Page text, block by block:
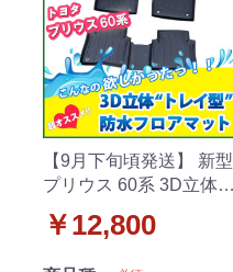
【9月下旬頃発送】 新型
プリウス 60系 3D立体
ット ゴムマット 社外新
￥12,800